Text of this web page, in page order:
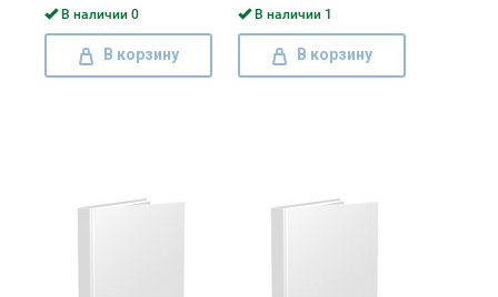
В наличии 0
В корзину
из 2 книг)
В наличии 1
В корзину